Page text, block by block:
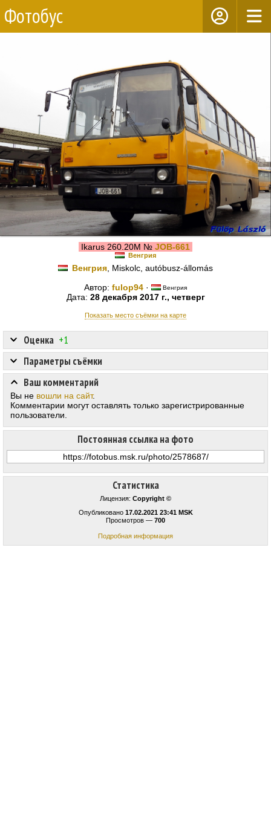
Фотобус
Ikarus 260.20M № JOB-661
Венгрия
Венгрия , Miskolc, autóbusz-állomás
Автор: fulop94 · Венгрия
Дата: 28 декабря 2017 г., четверг
Показать место съёмки на карте
Статистика
Лицензия: Copyright ©
Опубликовано 17.02.2021 23:41 MSK
Просмотров — 700
Подробная информация
Оценка +1
Постоянная ссылка на фото
Параметры съёмки
Ваш комментарий
Вы не вошли на сайт.
Комментарии могут оставлять только зарегистрированные
пользователи.